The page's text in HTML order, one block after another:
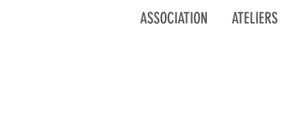
ASSOCIATION ATELIERS